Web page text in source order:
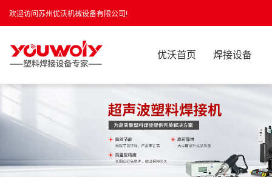
欢迎访问苏州优沃机械设备有限公司!
优沃首页 焊接设备